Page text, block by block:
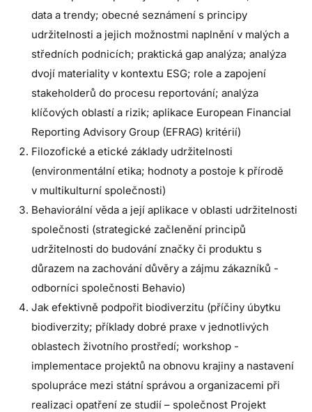
data a trendy; obecné seznámení s principy
udržitelnosti a jejich možnostmi naplnění v malých a
středních podnicích; praktická gap analýza; analýza
dvojí materiality v kontextu ESG; role a zapojení
stakeholderů do procesu reportování; analýza
klíčových oblastí a rizik; aplikace European Financial
Reporting Advisory Group (EFRAG) kritérií)
Filozofické a etické základy udržitelnosti
(environmentální etika; hodnoty a postoje k přírodě
v multikulturní společnosti)
Behaviorální věda a její aplikace v oblasti udržitelnosti
společnosti (strategické začlenění principů
udržitelnosti do budování značky či produktu s
důrazem na zachování důvěry a zájmu zákazníků -
odborníci společnosti Behavio)
Jak efektivně podpořit biodiverzitu (příčiny úbytku
biodiverzity; příklady dobré praxe v jednotlivých
oblastech životního prostředí; workshop -
implementace projektů na obnovu krajiny a nastavení
spolupráce mezi státní správou a organizacemi při
realizaci opatření ze studií – společnost Projekt